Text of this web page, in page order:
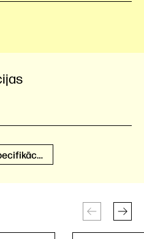
Skatīt visas tehniskās specifikācijas